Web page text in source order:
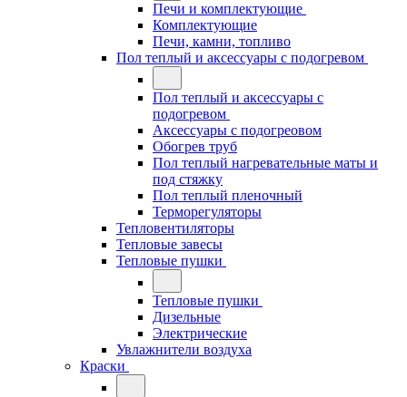
Печи и комплектующие
Комплектующие
Печи, камни, топливо
Пол теплый и аксессуары с подогревом
Пол теплый и аксессуары с
подогревом
Аксессуары с подогреовом
Обогрев труб
Пол теплый нагревательные маты и
под стяжку
Пол теплый пленочный
Терморегуляторы
Тепловентиляторы
Тепловые завесы
Тепловые пушки
Тепловые пушки
Дизельные
Электрические
Увлажнители воздуха
Краски